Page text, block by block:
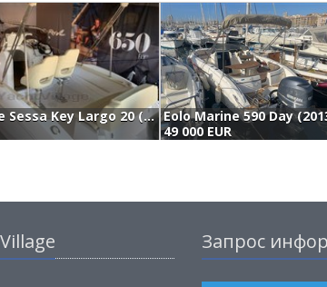
Sessa Marine Sessa Key Largo 20 (2021) Eolo Marine 590 Day
49 000 EUR
Запрос